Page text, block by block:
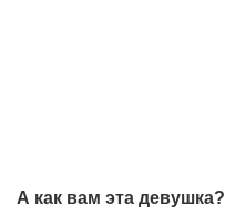
А как вам эта девушка?